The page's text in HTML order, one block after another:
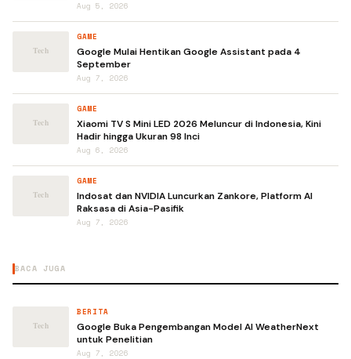
Aug 5, 2026
GAME
Google Mulai Hentikan Google Assistant pada 4
September
Aug 7, 2026
GAME
Xiaomi TV S Mini LED 2026 Meluncur di Indonesia, Kini
Hadir hingga Ukuran 98 Inci
Aug 6, 2026
GAME
Indosat dan NVIDIA Luncurkan Zankore, Platform AI
Raksasa di Asia-Pasifik
Aug 7, 2026
BACA JUGA
BERITA
Google Buka Pengembangan Model AI WeatherNext
untuk Penelitian
Aug 7, 2026